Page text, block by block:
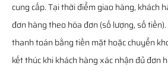
cung cấp. Tại thời điểm giao hàng, khách
đơn hàng theo hóa đơn (số lượng, số
thanh toán bằng tiền mặt hoặc chuyển
kết thúc khi khách hàng xác nhận đủ đơn